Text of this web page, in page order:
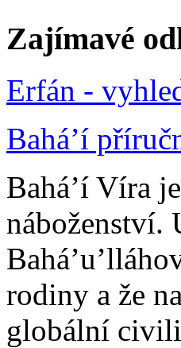
Zajímavé
Erfán -
Bahá’í
Bahá’í Víra
náboženství.
rodiny a že
globální